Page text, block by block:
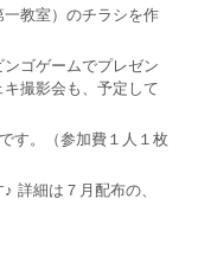
一教室）のチラシを作
ゴゲームでプレゼン
撮影会も、予定して
です。（参加費１人１枚
詳細は７月配布の、